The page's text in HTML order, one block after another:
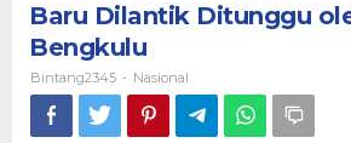
Baru Dilantik Ditunggu
Bengkulu
Bintang2345 - Nasional